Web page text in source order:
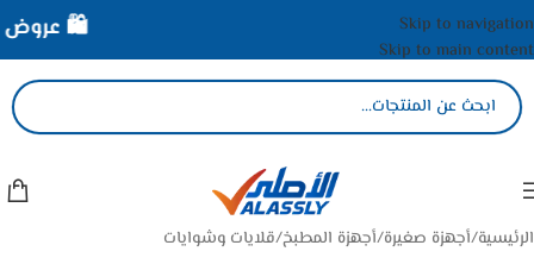
Skip to navigation
Skip to main content
الرئيسية/أجهزة صغيرة/أجهزة المطبخ/قلايات وشوايات
🛍️ عروض